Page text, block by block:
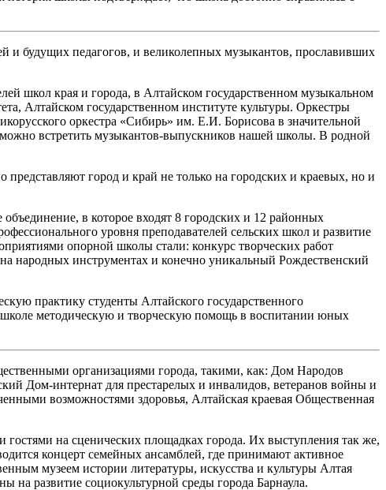
и будущих педагогов, и великолепных музыкантов, прославивших
школ края и города, в Алтайском государственном музыкальном
Алтайском государственном институте культуры. Оркестры
оркестра «Сибирь» им. Е.И. Борисова в значительной
встретить музыкантов-выпускников нашей школы. В родной
город и край не только на городских и краевых, но и
в которое входят 8 городских и 12 районных
уровня преподавателей сельских школ и развитие
опорной школы стали: конкурс творческих работ
народных инструментах и конечно уникальный Рождественский
практику студенты Алтайского государственного
школе методическую и творческую помощь в воспитании юных
организациями города, такими, как: Дом Народов
Дом-интернат для престарелых и инвалидов, ветеранов войны и
возможностями здоровья, Алтайская краевая Общественная
на сценических площадках города. Их выступления так же,
концерт семейных ансамблей, где принимают активное
музеем истории литературы, искусства и культуры Алтая
на развитие социокультурной среды города Барнаула.